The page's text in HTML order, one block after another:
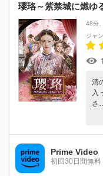
瓔珞～紫禁城に燃ゆ
48分
ジャ
清
入
さ…
Prime Video
初回30日間無料